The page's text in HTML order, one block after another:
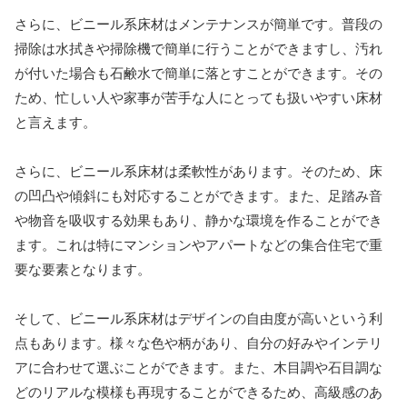
さらに、ビニール系床材はメンテナンスが簡単です。普段の
掃除は水拭きや掃除機で簡単に行うことができますし、汚れ
が付いた場合も石鹸水で簡単に落とすことができます。その
ため、忙しい人や家事が苦手な人にとっても扱いやすい床材
と言えます。
さらに、ビニール系床材は柔軟性があります。そのため、床
の凹凸や傾斜にも対応することができます。また、足踏み音
や物音を吸収する効果もあり、静かな環境を作ることができ
ます。これは特にマンションやアパートなどの集合住宅で重
要な要素となります。
そして、ビニール系床材はデザインの自由度が高いという利
点もあります。様々な色や柄があり、自分の好みやインテリ
アに合わせて選ぶことができます。また、木目調や石目調な
どのリアルな模様も再現することができるため、高級感のあ